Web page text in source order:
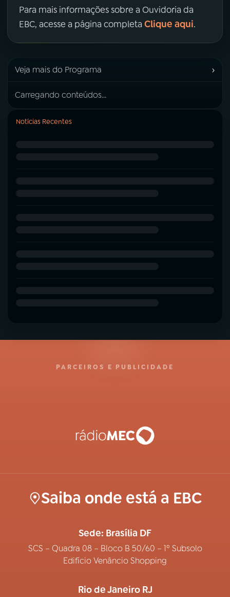
Para mais informações sobre a Ouvidoria da
EBC, acesse a página completa Clique aqui.
Veja mais do Programa ›
Carregando conteúdos...
Notícias Recentes
PARCEIROS E PUBLICIDADE
Saiba onde está a EBC
Sede: Brasília DF
SCS – Quadra 08 – Bloco B 50/60 – 1º Subsolo
Edifício Venâncio Shopping
Rio de Janeiro RJ